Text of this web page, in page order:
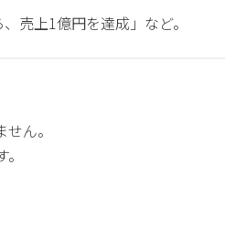
売上1億円を達成」など。
ん。